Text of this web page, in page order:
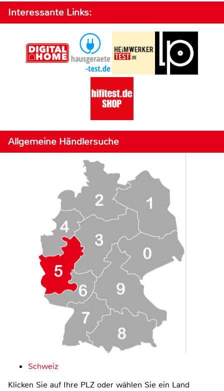
Interessante Links:
Allgemeine Händlersuche
Schweiz
Klicken Sie auf Ihre PLZ oder wählen Sie ein Land